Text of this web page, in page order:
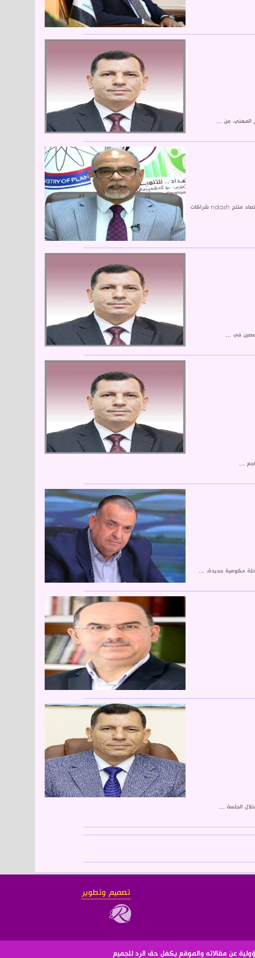
المهني، من ...
يحمل المنهاج الوزاري للحكومة العراقية الجديدة، والذي نال ثقة البرلمان للأعوام 2026ndash2029 رؤية لافتة: ldquoدولة مستقرة ndash اقتصاد منتج ndash شراكات
في ...
...
حكومية جديدة، ...
تصميم وتطوير
عن مقالاته والموقع يكفل حق الرد للجميع